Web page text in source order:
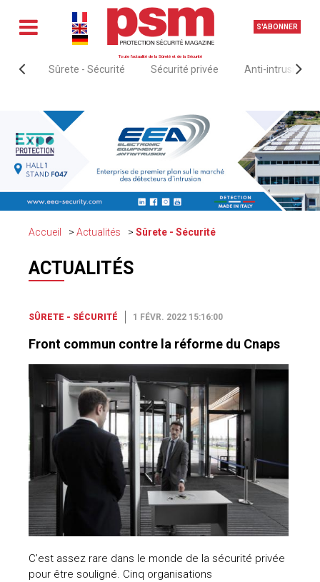
S'ABONNER
Toute l'actualité de la Sûreté et de la Sécurité
Sûrete - Sécurité Sécurité privée Anti-intrusion &
Accueil Actualités Sûrete - Sécurité
ACTUALITÉS
SÛRETE - SÉCURITÉ 1 FÉVR. 2022 15:16:00
Front commun contre la réforme du Cnaps
C’est assez rare dans le monde de la sécurité privée
pour être souligné. Cinq organisations